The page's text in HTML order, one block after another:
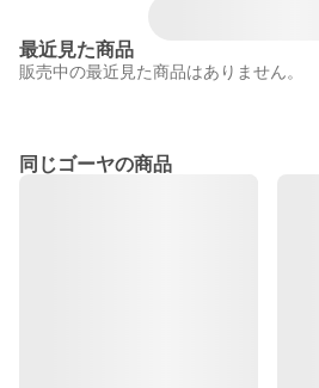
最近見た商品
販売中の最近見た商品はありません。
同じゴーヤの商品